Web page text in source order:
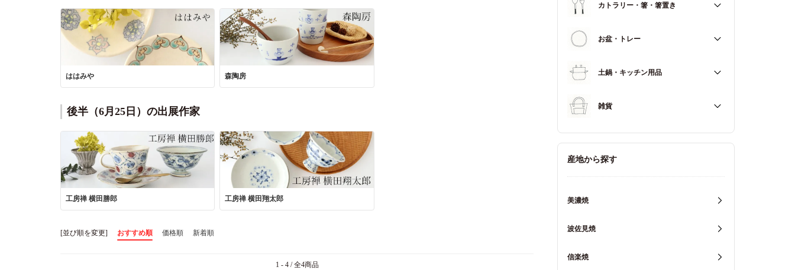
ははみや 森陶房
後半（6月25日）の出展作家
工房禅 横田勝郎 工房禅 横田翔太郎
[並び順を変更] おすすめ順 価格順 新着順
1 - 4 / 全4商品
お猪口（おちょこ）
カトラリー・箸・箸置き
すべて
箸
お盆・トレー
すべて
土鍋・キッチン用品
すべて
キッチン用品
重箱・弁当箱
雑貨
すべて
産地から探す
美濃焼
波佐見焼
信楽焼